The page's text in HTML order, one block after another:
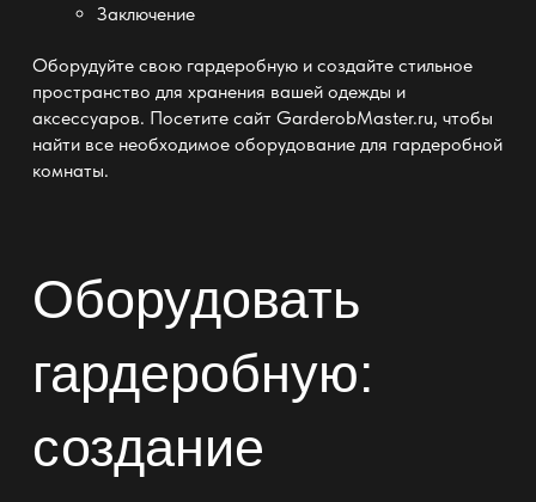
Заключение
Оборудуйте свою гардеробную и создайте стильное
пространство для хранения вашей одежды и
аксессуаров. Посетите сайт GarderobMaster.ru, чтобы
найти все необходимое оборудование для гардеробной
комнаты.
Оборудовать
гардеробную:
создание